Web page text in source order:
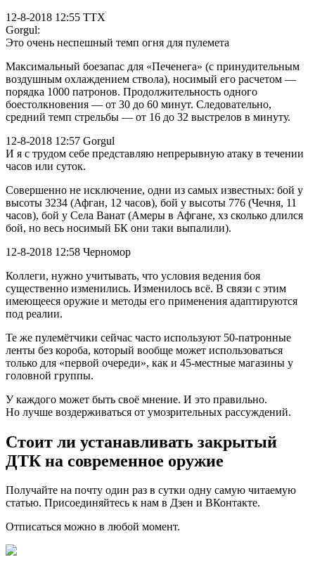
12-8-2018 12:55 TTX
Gorgul:
Это очень неспешный темп огня для пулемета
Максимальный боезапас для «Печенега» (с принудительным
воздушным охлаждением ствола), носимый его расчетом —
порядка 1000 патронов. Продолжительность одного
боестолкновения — от 30 до 60 минут. Следовательно,
средний темп стрельбы — от 16 до 32 выстрелов в минуту.
12-8-2018 12:57 Gorgul
И я с трудом себе представляю непрерывную атаку в течении
часов или суток.
Совершенно не исключение, одни из самых известных: бой у
высоты 3234 (Афган, 12 часов), бой у высоты 776 (Чечня, 11
часов), бой у Села Ванат (Амеры в Афгане, хз сколько длился
бой, но весь носимый БК они таки выпалили).
12-8-2018 12:58 Черномор
Коллеги, нужно учитывать, что условия ведения боя
существенно изменились. Изменилось всё. В связи с этим
имеющееся оружие и методы его применения адаптируются
под реалии.
Те же пулемётчики сейчас часто используют 50-патронные
ленты без короба, который вообще может использоваться
только для «первой очереди», как и 45-местные магазины у
головной группы.
У каждого может быть своё мнение. И это правильно.
Но лучше воздерживаться от умозрительных рассуждений.
Стоит ли устанавливать закрытый
ДТК на современное оружие
Получайте на почту один раз в сутки одну самую читаемую
статью. Присоединяйтесь к нам в Дзен и ВКонтакте.
Отписаться можно в любой момент.